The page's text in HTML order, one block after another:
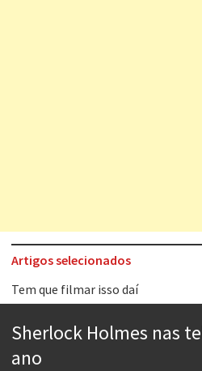
Artigos selecionados
Tem que filmar isso daí
Sherlock Holmes nas
ano